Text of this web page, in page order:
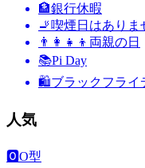
🏦銀行休暇
🚬 喫煙日はありま
👨‍👩‍👧‍👦 両親の日
📚Pi Day
🛍ブラックフライ
人気
🅾️O型